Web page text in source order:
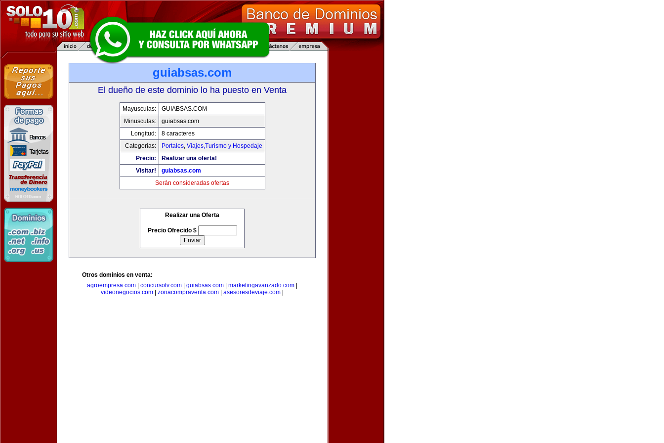
guiabsas.com
El dueño de este dominio lo ha puesto en Venta
Mayusculas:
GUIABSAS.COM
Minusculas:
guiabsas.com
Longitud:
8 caracteres
Categorias:
Portales, Viajes,Turismo y Hospedaje
Precio:
Realizar una oferta!
Visitar!
guiabsas.com
Serán consideradas ofertas
Realizar una Oferta
Precio Ofrecido $
Otros dominios en venta:
agroempresa.com
concursotv.com guiabsas.com marketingavanzado.com
videonegocios.com
zonacompraventa.com asesoresdeviaje.com